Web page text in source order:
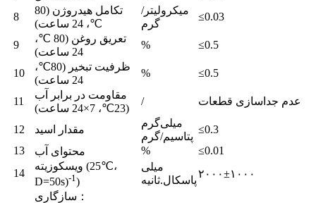
8
تکامل هیدروژن (80
℃، 24 ساعت)
میکرولیتر/
گرم
≤0.03
9
تعریق روغن (80 ℃،
24 ساعت)
% ≤0.5
10
ظرفیت تبخیر (80℃،
24 ساعت)
% ≤0.5
11
مقاومت در برابر آب
(23℃، 7×24 ساعت)
/ عدم جداسازی قطعات
12 مقدار اسید
میلی‌گرم
پتاسیم/گرم
≤0.3
13
محتوای آب %
≤0.01
14
ویسکوزیته (25℃،
D=50s)-1 )
میلی
پاسکال.ثانیه
۲۰۰۰±۱۰۰۰
سازگاری：